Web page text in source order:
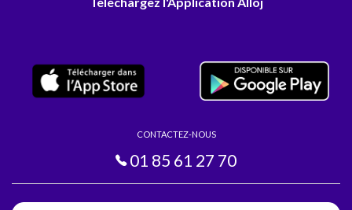
CONTACTEZ-NOUS
01 85 61 27 70